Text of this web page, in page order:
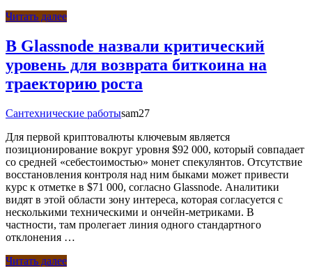
Читать далее
В Glassnode назвали критический
уровень для возврата биткоина на
траекторию роста
Сантехнические работыsam27
Для первой криптовалюты ключевым является
позиционирование вокруг уровня $92 000, который совпадает
со средней «себестоимостью» монет спекулянтов. Отсутствие
восстановления контроля над ним быками может привести
курс к отметке в $71 000, согласно Glassnode. Аналитики
видят в этой области зону интереса, которая согласуется с
несколькими техническими и ончейн-метриками. В
частности, там пролегает линия одного стандартного
отклонения …
Читать далее